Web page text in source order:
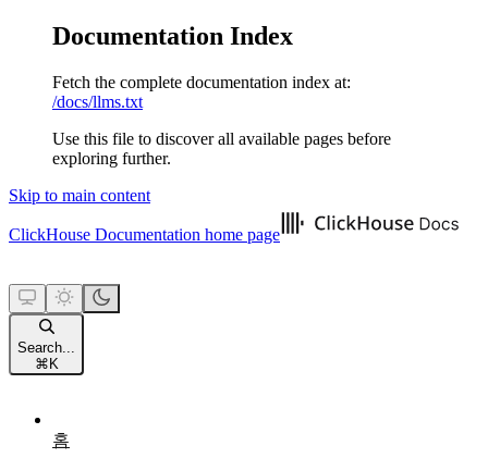
Documentation Index
Fetch the complete documentation index at:
/docs/llms.txt
Use this file to discover all available pages before
exploring further.
Skip to main content
ClickHouse Documentation home page
Search...
⌘ K
홈